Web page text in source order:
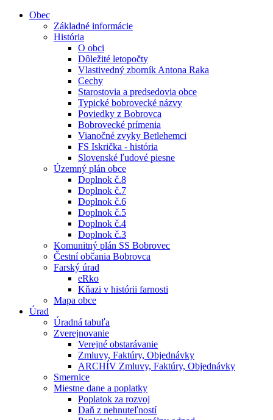
Obec
Základné informácie
História
O obci
Dôležité letopočty
Vlastivedný zborník Antona Raka
Cechy
Starostovia a predsedovia obce
Typické bobrovecké názvy
Poviedky z Bobrovca
Bobrovecké prímenia
Vianočné zvyky Betlehemci
FS Iskrička - história
Slovenské ľudové piesne
Územný plán obce
Doplnok č.8
Doplnok č.7
Doplnok č.6
Doplnok č.5
Doplnok č.4
Doplnok č.3
Komunitný plán SS Bobrovec
Čestní občania Bobrovca
Farský úrad
eRko
Kňazi v histórii farnosti
Mapa obce
Úrad
Úradná tabuľa
Zverejnovanie
Verejné obstarávanie
Zmluvy, Faktúry, Objednávky
ARCHÍV Zmluvy, Faktúry, Objednávky
Smernice
Miestne dane a poplatky
Poplatok za rozvoj
Daň z nehnuteľností